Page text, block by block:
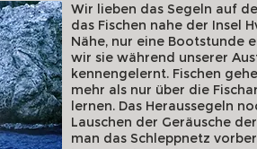
Wir lieben das Segeln auf
das Fischen nahe der Insel
Nähe, nur eine Bootstunde
wir sie während unserer
kennengelernt. Fischen
mehr als nur über die
lernen. Das Heraussegeln
Lauschen der Geräusche
man das Schleppnetz